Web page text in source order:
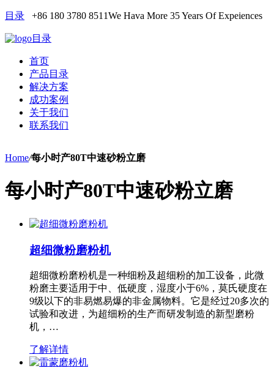
目录 +86 180 3780 8511We Hava More 35 Years Of Expeiences
目录
首页
产品目录
解决方案
成功案例
关于我们
联系我们
Home/每小时产80T中速砂粉立磨
每小时产80T中速砂粉立磨
超细微粉磨粉机
超细微粉磨粉机是一种细粉及超细粉的加工设备，此微
粉磨主要适用于中、低硬度，湿度小于6%，莫氏硬度在
9级以下的非易燃易爆的非金属物料。它是经过20多次的
试验和改进，为超细粉的生产而研发制造的新型磨粉
机，…
了解详情